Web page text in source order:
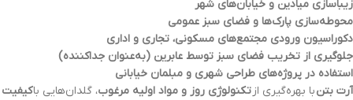
زیباسازی میادین و خیابان‌های شهر
محوطه‌سازی پارک‌ها و فضای سبز عمومی
دکوراسیون ورودی مجتمع‌های مسکونی، تجاری و اداری
جلوگیری از تخریب فضای سبز توسط عابرین (به‌عنوان جداکننده)
استفاده در پروژه‌های طراحی شهری و مبلمان خیابانی
آرت بتنبا بهره‌گیری ازتکنولوژی روز و مواد اولیه مرغوب، گلدان‌هایی باکیفیت